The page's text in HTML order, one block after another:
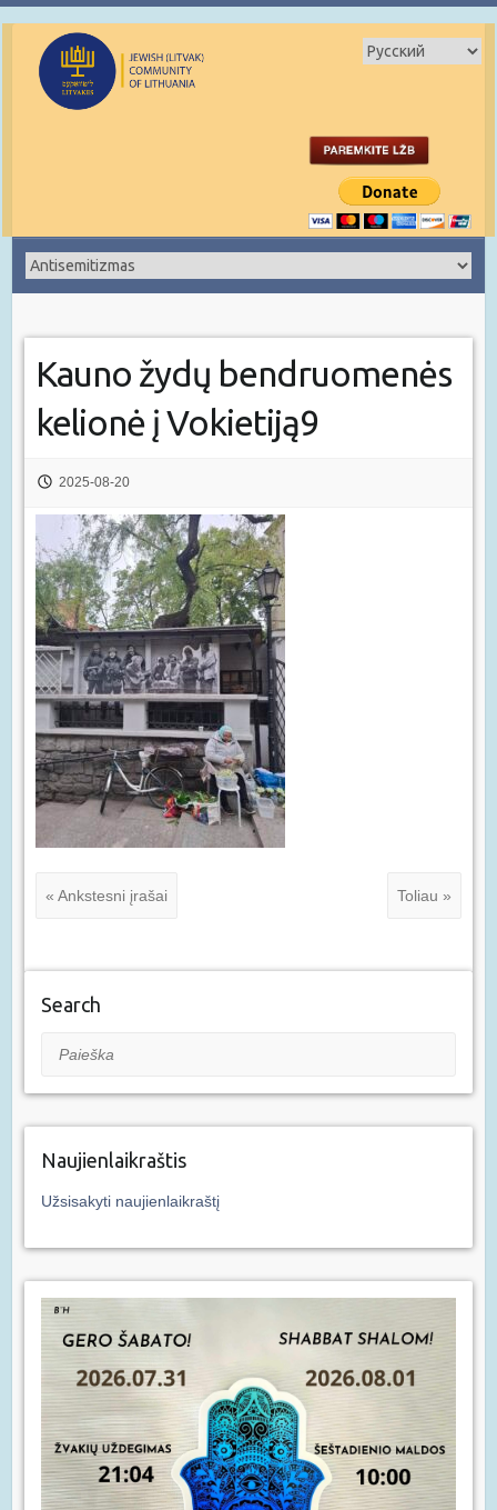
Kauno žydų bendruomenės
kelionė į Vokietiją9
2025-08-20
« Ankstesni įrašai Toliau »
Search
Paieška
Naujienlaikraštis
Užsisakyti naujienlaikraštį